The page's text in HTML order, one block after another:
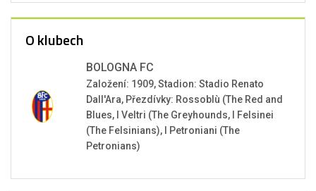
O klubech
BOLOGNA FC
Založení: 1909, Stadion: Stadio Renato
Dall'Ara, Přezdívky: Rossoblù (The Red and
Blues, I Veltri (The Greyhounds, I Felsinei
(The Felsinians), I Petroniani (The
Petronians)